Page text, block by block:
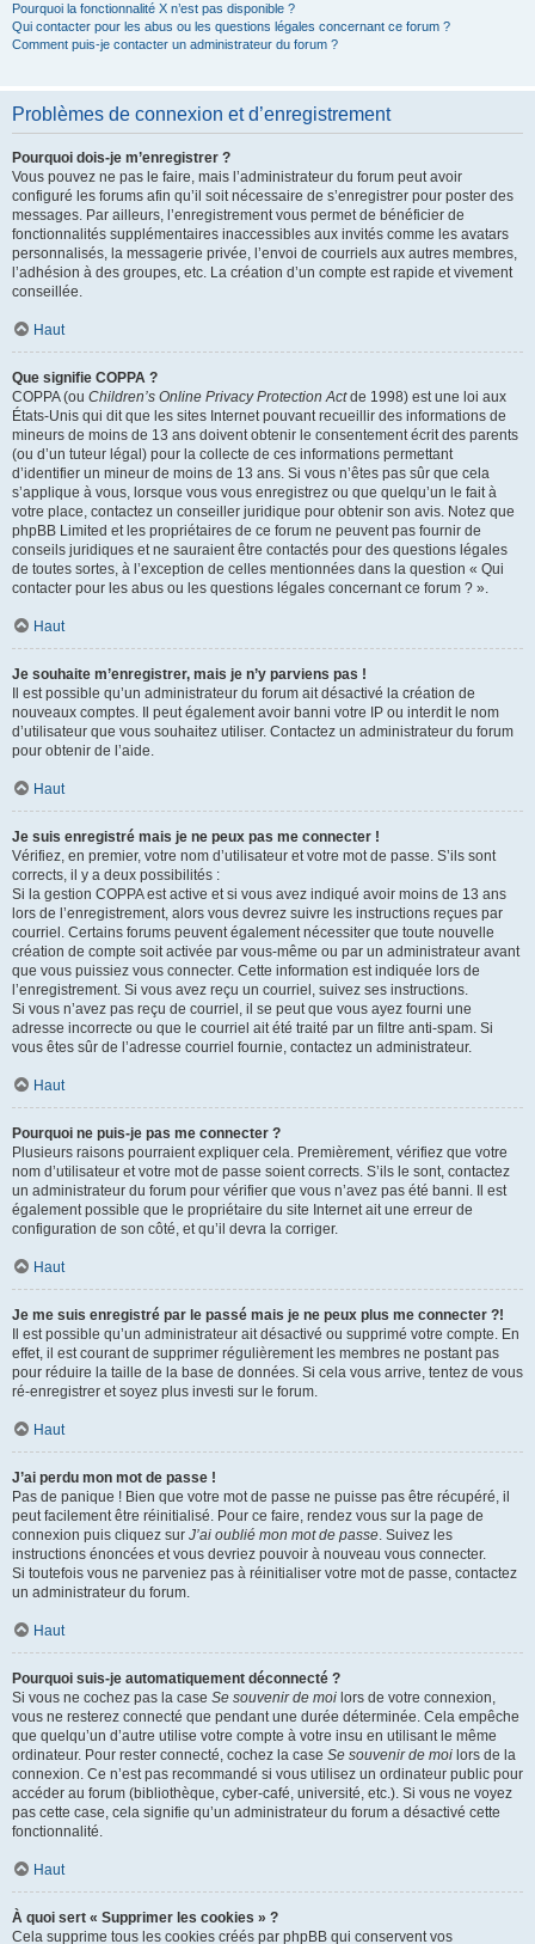
Pourquoi la fonctionnalité X n’est pas disponible ?
Qui contacter pour les abus ou les questions légales concernant ce forum ?
Comment puis-je contacter un administrateur du forum ?
Problèmes de connexion et d’enregistrement
Pourquoi dois-je m’enregistrer ?
Vous pouvez ne pas le faire, mais l’administrateur du forum peut avoir
configuré les forums afin qu’il soit nécessaire de s’enregistrer pour poster des
messages. Par ailleurs, l’enregistrement vous permet de bénéficier de
fonctionnalités supplémentaires inaccessibles aux invités comme les avatars
personnalisés, la messagerie privée, l’envoi de courriels aux autres membres,
l’adhésion à des groupes, etc. La création d’un compte est rapide et vivement
conseillée.
Haut
Que signifie COPPA ?
COPPA (ou Children’s Online Privacy Protection Actde 1998) est une loi aux
États-Unis qui dit que les sites Internet pouvant recueillir des informations de
mineurs de moins de 13 ans doivent obtenir le consentement écrit des parents
(ou d’un tuteur légal) pour la collecte de ces informations permettant
d’identifier un mineur de moins de 13 ans. Si vous n’êtes pas sûr que cela
s’applique à vous, lorsque vous vous enregistrez ou que quelqu’un le fait à
votre place, contactez un conseiller juridique pour obtenir son avis. Notez que
phpBB Limited et les propriétaires de ce forum ne peuvent pas fournir de
conseils juridiques et ne sauraient être contactés pour des questions légales
de toutes sortes, à l’exception de celles mentionnées dans la question « Qui
contacter pour les abus ou les questions légales concernant ce forum ? ».
Haut
Je souhaite m’enregistrer, mais je n’y parviens pas !
Il est possible qu’un administrateur du forum ait désactivé la création de
nouveaux comptes. Il peut également avoir banni votre IP ou interdit le nom
d’utilisateur que vous souhaitez utiliser. Contactez un administrateur du forum
pour obtenir de l’aide.
Haut
Je suis enregistré mais je ne peux pas me connecter !
Vérifiez, en premier, votre nom d’utilisateur et votre mot de passe. S’ils sont
corrects, il y a deux possibilités :
Si la gestion COPPA est active et si vous avez indiqué avoir moins de 13 ans
lors de l’enregistrement, alors vous devrez suivre les instructions reçues par
courriel. Certains forums peuvent également nécessiter que toute nouvelle
création de compte soit activée par vous-même ou par un administrateur avant
que vous puissiez vous connecter. Cette information est indiquée lors de
l’enregistrement. Si vous avez reçu un courriel, suivez ses instructions.
Si vous n’avez pas reçu de courriel, il se peut que vous ayez fourni une
adresse incorrecte ou que le courriel ait été traité par un filtre anti-spam. Si
vous êtes sûr de l’adresse courriel fournie, contactez un administrateur.
Haut
Pourquoi ne puis-je pas me connecter ?
Plusieurs raisons pourraient expliquer cela. Premièrement, vérifiez que votre
nom d’utilisateur et votre mot de passe soient corrects. S’ils le sont, contactez
un administrateur du forum pour vérifier que vous n’avez pas été banni. Il est
également possible que le propriétaire du site Internet ait une erreur de
configuration de son côté, et qu’il devra la corriger.
Haut
Je me suis enregistré par le passé mais je ne peux plus me connecter ?!
Il est possible qu’un administrateur ait désactivé ou supprimé votre compte. En
effet, il est courant de supprimer régulièrement les membres ne postant pas
pour réduire la taille de la base de données. Si cela vous arrive, tentez de vous
ré-enregistrer et soyez plus investi sur le forum.
Haut
J’ai perdu mon mot de passe !
Pas de panique ! Bien que votre mot de passe ne puisse pas être récupéré, il
peut facilement être réinitialisé. Pour ce faire, rendez vous sur la page de
connexion puis cliquez sur J’ai oublié mon mot de passe. Suivez les
instructions énoncées et vous devriez pouvoir à nouveau vous connecter.
Si toutefois vous ne parveniez pas à réinitialiser votre mot de passe, contactez
un administrateur du forum.
Haut
Pourquoi suis-je automatiquement déconnecté ?
Si vous ne cochez pas la case Se souvenir de moi lors de votre connexion,
vous ne resterez connecté que pendant une durée déterminée. Cela empêche
que quelqu’un d’autre utilise votre compte à votre insu en utilisant le même
ordinateur. Pour rester connecté, cochez la case Se souvenir de moi lors de la
connexion. Ce n’est pas recommandé si vous utilisez un ordinateur public pour
accéder au forum (bibliothèque, cyber-café, université, etc.). Si vous ne voyez
pas cette case, cela signifie qu’un administrateur du forum a désactivé cette
fonctionnalité.
Haut
À quoi sert « Supprimer les cookies » ?
Cela supprime tous les cookies créés par phpBB qui conservent vos